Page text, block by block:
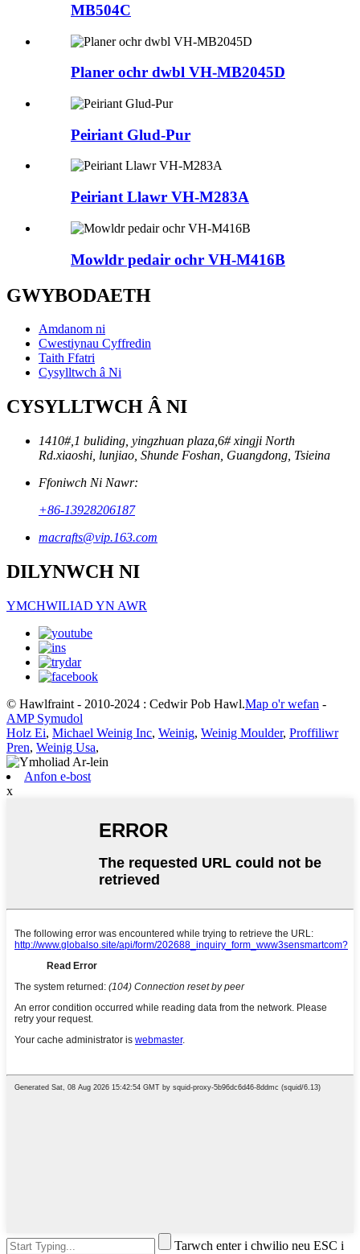
MB504C
Planer ochr dwbl VH-MB2045D
Peiriant Glud-Pur
Peiriant Llawr VH-M283A
Mowldr pedair ochr VH-M416B
GWYBODAETH
Amdanom ni
Cwestiynau Cyffredin
Taith Ffatri
Cysylltwch â Ni
CYSYLLTWCH Â NI
1410#,1 buliding, yingzhuan plaza,6# xingji North
Rd.xiaoshi, lunjiao, Shunde Foshan, Guangdong, Tsieina
Ffoniwch Ni Nawr:
+86-13928206187
macrafts@vip.163.com
DILYNWCH NI
YMCHWILIAD YN AWR
© Hawlfraint - 2010-2024 : Cedwir Pob Hawl.Map o'r wefan -
AMP Symudol
Holz Ei, Michael Weinig Inc, Weinig, Weinig Moulder, Proffiliwr
Pren, Weinig Usa,
Anfon e-bost
x
Tarwch enter i chwilio neu ESC i